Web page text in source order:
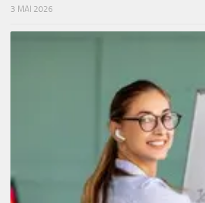
3 MAI 2026